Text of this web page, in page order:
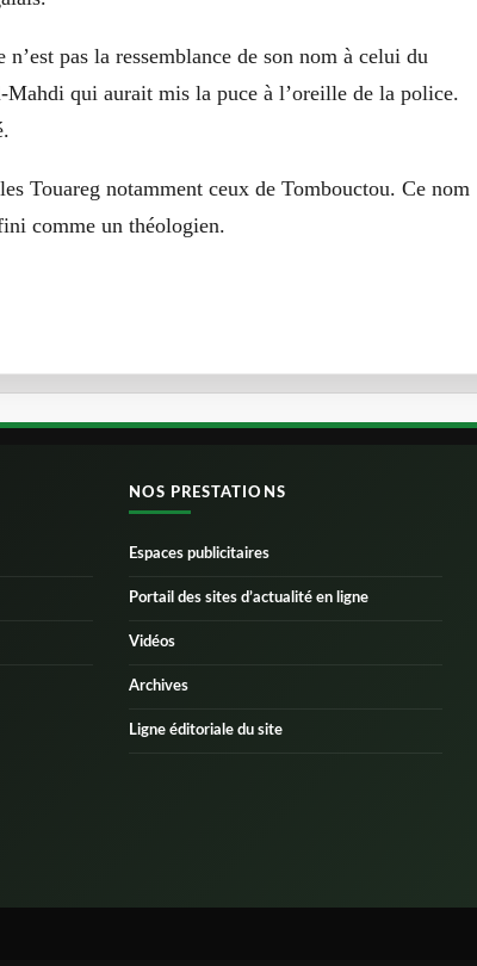
pas la ressemblance de son nom à celui du
qui aurait mis la puce à l’oreille de la police.
Touareg notamment ceux de Tombouctou. Ce nom
comme un théologien.
NOS PRESTATIONS
Espaces publicitaires
Portail des sites d’actualité en ligne
Vidéos
Archives
Ligne éditoriale du site